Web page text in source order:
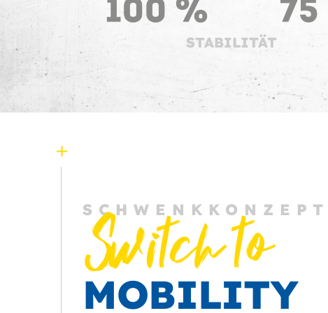
STABILITÄT
SCHWENKKONZEPT
Switch to
MOBILITY